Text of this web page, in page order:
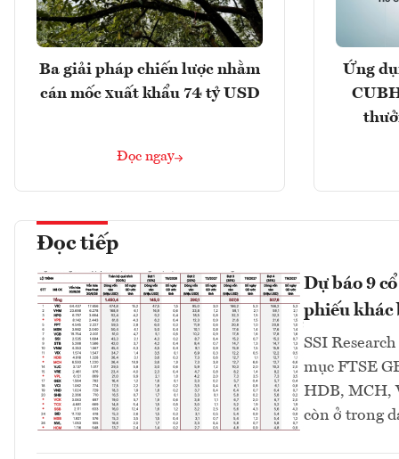
Ba giải pháp chiến lược nhằm
cán mốc xuất khẩu 74 tỷ USD
Đọc ngay
Ứng
Đọc tiếp
Dự báo 9
phiếu khác
SSI
mục FTSE
HDB, MCH,
còn ở trong